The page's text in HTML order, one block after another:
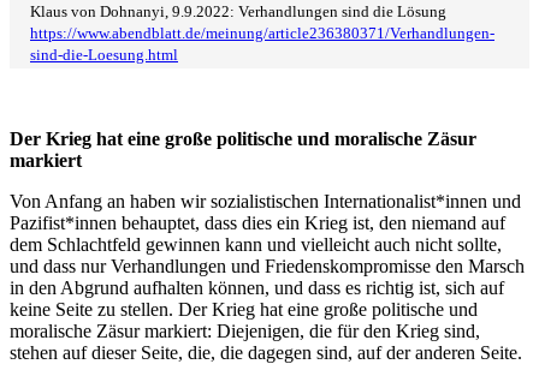
Klaus von Dohnanyi, 9.9.2022: Verhandlungen sind die Lösung
https://www.abendblatt.de/meinung/article236380371/Verhandlungen-
sind-die-Loesung.html
Der Krieg hat eine große politische und moralische Zäsur
markiert
Von Anfang an haben wir sozialistischen Internationalist*innen und
Pazifist*innen behauptet, dass dies ein Krieg ist, den niemand auf
dem Schlachtfeld gewinnen kann und vielleicht auch nicht sollte,
und dass nur Verhandlungen und Friedenskompromisse den Marsch
in den Abgrund aufhalten können, und dass es richtig ist, sich auf
keine Seite zu stellen. Der Krieg hat eine große politische und
moralische Zäsur markiert: Diejenigen, die für den Krieg sind,
stehen auf dieser Seite, die, die dagegen sind, auf der anderen Seite.